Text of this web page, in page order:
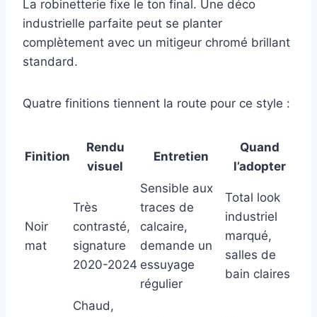
La robinetterie fixe le ton final. Une déco
industrielle parfaite peut se planter
complètement avec un mitigeur chromé brillant
standard.
Quatre finitions tiennent la route pour ce style :
Finition
Rendu
visuel
Entretien
Quand
l’adopter
Noir
mat
Très
contrasté,
signature
2020-2024
Sensible aux
traces de
calcaire,
demande un
essuyage
régulier
Total look
industriel
marqué,
salles de
bain claires
Chaud,